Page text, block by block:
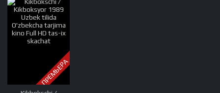
kino 2010 Full HD
tas-ix skachat
ПРЕМЬЕРА